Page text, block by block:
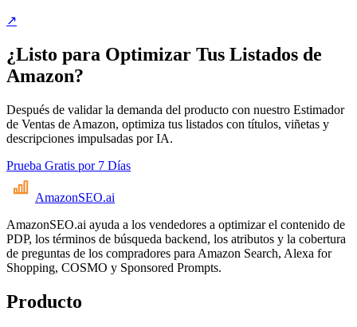
↗
¿Listo para Optimizar Tus Listados de
Amazon?
Después de validar la demanda del producto con nuestro Estimador
de Ventas de Amazon, optimiza tus listados con títulos, viñetas y
descripciones impulsadas por IA.
Prueba Gratis por 7 Días
AmazonSEO.ai
AmazonSEO.ai ayuda a los vendedores a optimizar el contenido de
PDP, los términos de búsqueda backend, los atributos y la cobertura
de preguntas de los compradores para Amazon Search, Alexa for
Shopping, COSMO y Sponsored Prompts.
Producto